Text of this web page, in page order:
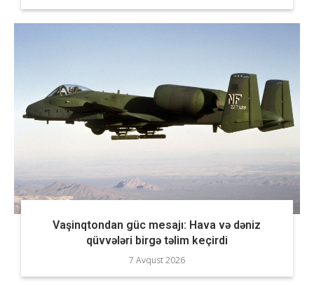
Vaşinqtondan güc mesajı: Hava və dəniz
qüvvələri birgə təlim keçirdi
7 Avqust 2026